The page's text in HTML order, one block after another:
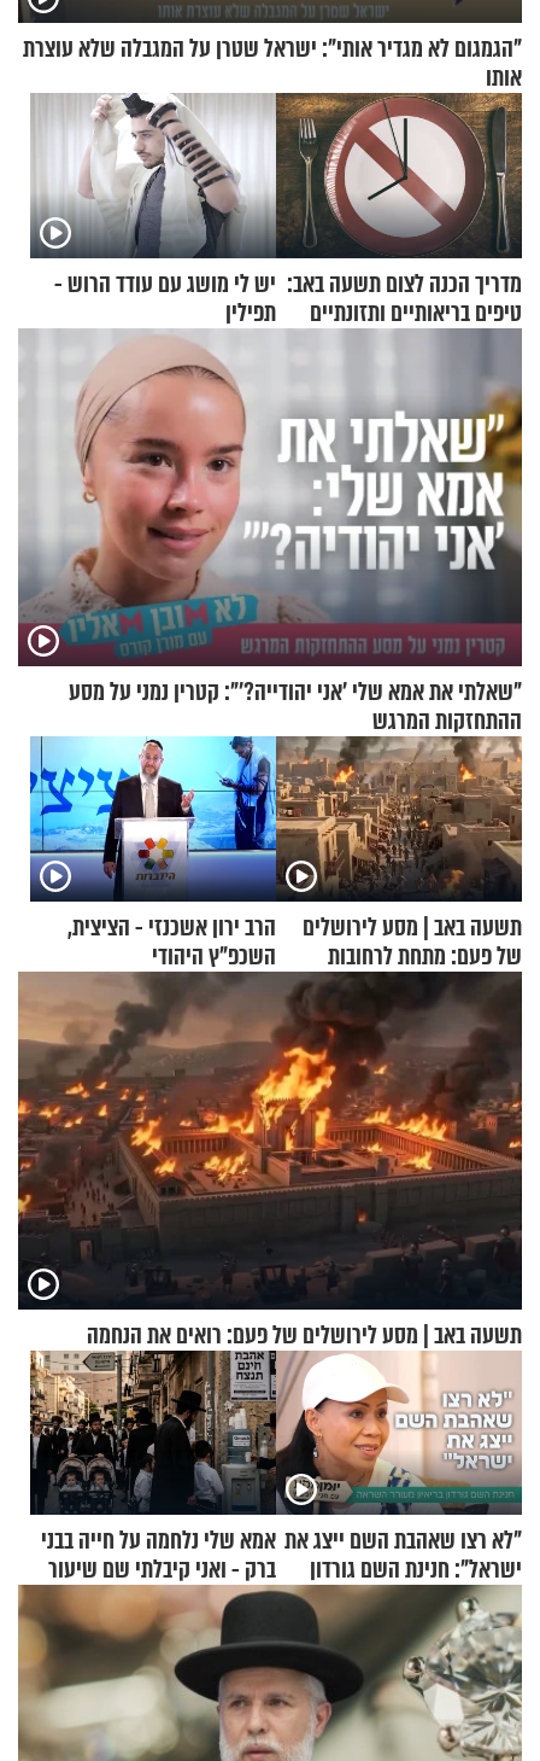
"הגמגום לא מגדיר אותי": ישראל שטרן על המגבלה שלא עוצרת
אותו
מדריך הכנה לצום תשעה באב:
טיפים בריאותיים ותזונתיים
יש לי מושג עם עודד הרוש -
תפילין
"שאלתי את אמא שלי 'אני יהודייה?'": קטרין נמני על מסע
ההתחזקות המרגש
תשעה באב | מסע לירושלים
של פעם: מתחת לרחובות
ירושלים
הרב ירון אשכנזי - הציצית,
השכפ"ץ היהודי
תשעה באב | מסע לירושלים של פעם: רואים את הנחמה
"לא רצו שאהבת השם ייצג את
ישראל": חנינת השם גורדון
בריאיון מעורר השראה
אמא שלי נלחמה על חייה בבני
ברק - ואני קיבלתי שם שיעור
באהבת חינם